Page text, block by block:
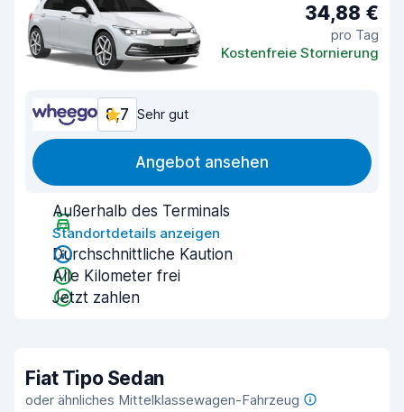
34,88 €
pro Tag
Kostenfreie Stornierung
8,7 Sehr gut
Angebot ansehen
Außerhalb des Terminals
Standortdetails anzeigen
Durchschnittliche Kaution
Alle Kilometer frei
Jetzt zahlen
Fiat Tipo Sedan
oder ähnliches Mittelklassewagen-Fahrzeug